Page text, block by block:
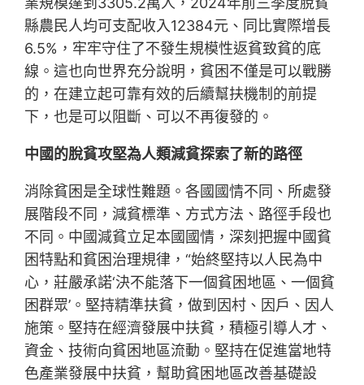
縣農民人均可支配收入12384元、同比實際增長
6.5%，牢牢守住了不發生規模性返貧致貧的底
線。這也向世界充分說明，貧困不僅是可以戰勝
的，在建立起可靠有效的后續幫扶機制的前提
下，也是可以阻斷、可以不再復發的。
中國的脫貧攻堅為人類減貧探索了新的路徑
消除貧困是全球性難題。各國國情不同、所處發
展階段不同，減貧標準、方式方法、路徑手段也
不同。中國減貧立足本國國情，深刻把握中國貧
困特點和貧困治理規律，“始終堅持以人民為中
心，莊嚴承諾‘決不能落下一個貧困地區、一個貧
困群眾’。堅持精準扶貧，做到因村、因戶、因人
施策。堅持在經濟發展中扶貧，積極引導人才、
資金、技術向貧困地區流動。堅持在促進當地特
色產業發展中扶貧，幫助貧困地區改善基礎設